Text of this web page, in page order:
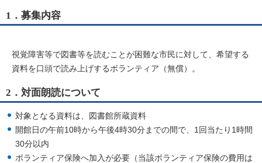
1．募集内容
視覚障害等で図書等を読むことが困難な市民に対して、希望する
資料を口頭で読み上げするボランティア（無償）。
2．対面朗読について
対象となる資料は、図書館所蔵資料
開館日の午前10時から午後4時30分までの間で、1回当たり1時間
30分以内
ボランティア保険へ加入が必要（当該ボランティア保険の費用は